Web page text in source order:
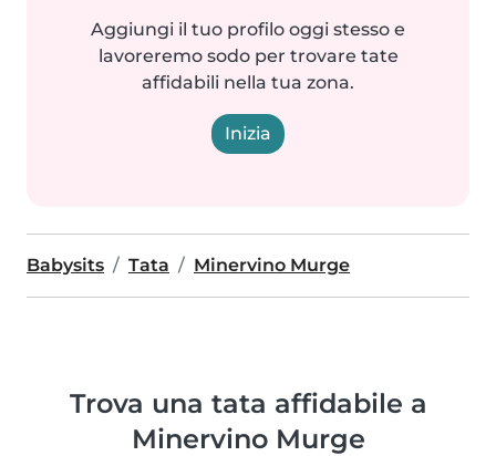
Aggiungi il tuo profilo oggi stesso e
lavoreremo sodo per trovare tate
affidabili nella tua zona.
Inizia
Babysits Tata Minervino Murge
Trova una tata affidabile a
Minervino Murge